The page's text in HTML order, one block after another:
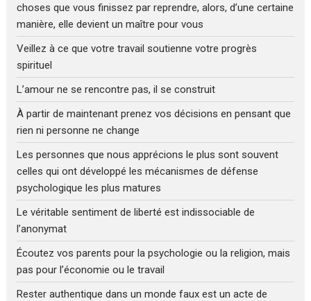
choses que vous finissez par reprendre, alors, d’une certaine
manière, elle devient un maître pour vous
Veillez à ce que votre travail soutienne votre progrès
spirituel
L’amour ne se rencontre pas, il se construit
À partir de maintenant prenez vos décisions en pensant que
rien ni personne ne change
Les personnes que nous apprécions le plus sont souvent
celles qui ont développé les mécanismes de défense
psychologique les plus matures
Le véritable sentiment de liberté est indissociable de
l’anonymat
Écoutez vos parents pour la psychologie ou la religion, mais
pas pour l’économie ou le travail
Rester authentique dans un monde faux est un acte de